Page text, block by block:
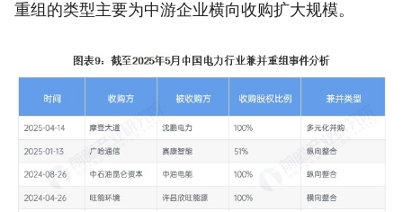
重组的类型主要为中游企业横向收购扩大规模。